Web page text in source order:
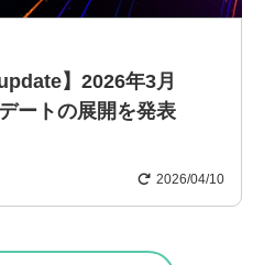
】2026年3月
ートの展開を発表
2026/04/10